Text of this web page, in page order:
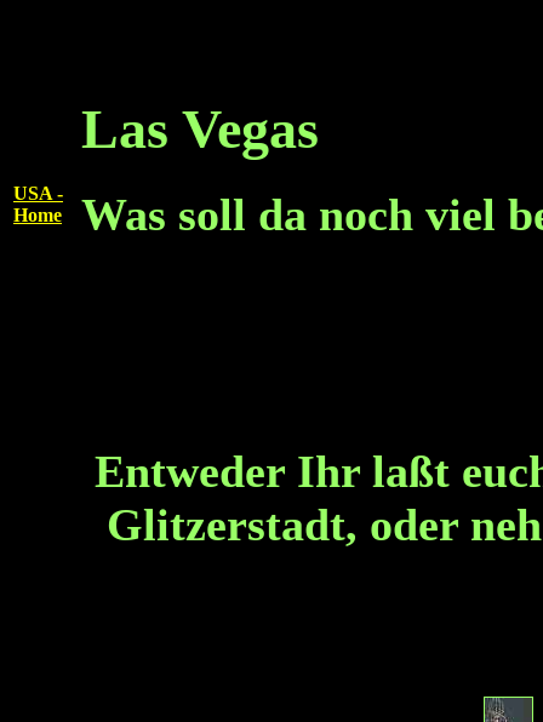
USA -
Home
Las Vegas
Was soll da noch viel
Entweder Ihr laßt
Glitzerstadt, oder